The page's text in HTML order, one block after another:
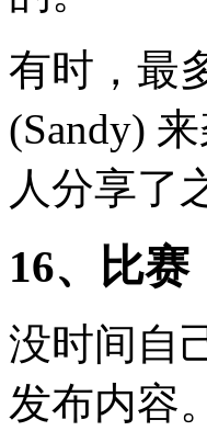
有时，最
(Sandy)
人分享了
16、比赛
没时间自
发布内容